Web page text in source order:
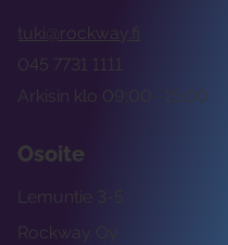
tuki@rockway.fi
Arkisin klo 09:00 -15:00
045 7731 1111
Osoite
Rockway Oy
Lemuntie 3-5